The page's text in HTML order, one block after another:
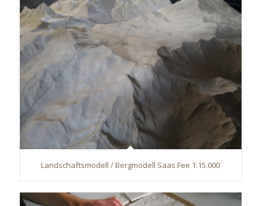
Landschaftsmodell / Bergmodell Saas Fee 1:15.000